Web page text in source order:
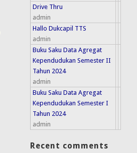
Drive Thru
admin
Hallo Dukcapil TTS
admin
Buku Saku Data Agregat
Kependudukan Semester II
Tahun 2024
admin
Buku Saku Data Agregat
Kependudukan Semester I
Tahun 2024
admin
Recent comments